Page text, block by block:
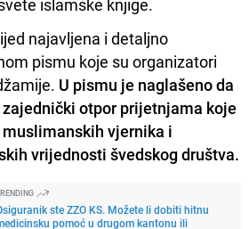
najavljena i detaljno
pismu koje su organizatori
U pismu je naglašeno da
otpor prijetnjama koje
vjernika i
vrijednosti švedskog društva.
ste ZZO KS. Možete li dobiti hitnu
pomoć u drugom kantonu ili